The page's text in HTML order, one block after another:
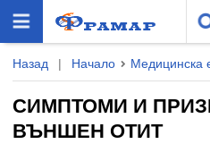
Назад | Начало Медицинска
СИМПТОМИ И
ВЪНШЕН ОТИТ